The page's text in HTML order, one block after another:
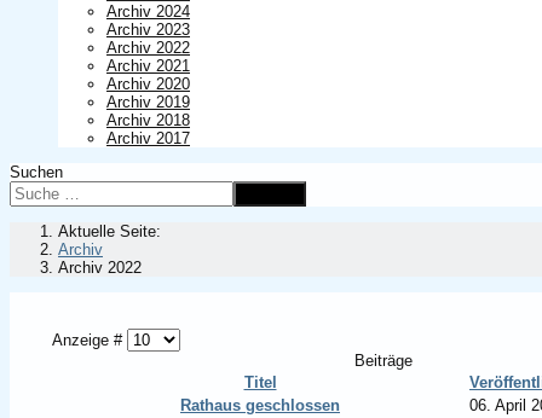
Archiv 2024
Archiv 2023
Archiv 2022
Archiv 2021
Archiv 2020
Archiv 2019
Archiv 2018
Archiv 2017
Suchen
Aktuelle Seite:
Archiv
Archiv 2022
Anzeige #
Beiträge
Titel
Rathaus geschlossen
06. April